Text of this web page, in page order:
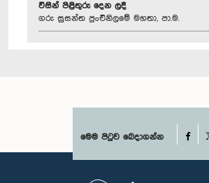
විසින් පිළිතුරු දෙන ලදී
ගරු සුසන්ත පුංචිනිලමේ මහතා, පා.ම.
මෙම පිටුව බෙදාගන්න